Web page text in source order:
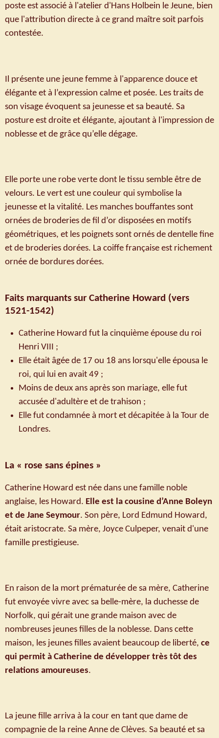
poste est associé à l'atelier d'Hans Holbein le Jeune, bien
que l'attribution directe à ce grand maître soit parfois
contestée.
Il présente une jeune femme à l'apparence douce et
élégante et à l’expression calme et posée. Les traits de
son visage évoquent sa jeunesse et sa beauté. Sa
posture est droite et élégante, ajoutant à l'impression de
noblesse et de grâce qu’elle dégage.
Elle porte une robe verte dont le tissu semble être de
velours. Le vert est une couleur qui symbolise la
jeunesse et la vitalité. Les manches bouffantes sont
ornées de broderies de fil d’or disposées en motifs
géométriques, et les poignets sont ornés de dentelle fine
et de broderies dorées. La coiffe française est richement
ornée de bordures dorées.
Faits marquants sur Catherine Howard (vers
1521-1542)
Catherine Howard fut la cinquième épouse du roi
Henri VIII ;
Elle était âgée de 17 ou 18 ans lorsqu'elle épousa le
roi, qui lui en avait 49 ;
Moins de deux ans après son mariage, elle fut
accusée d'adultère et de trahison ;
Elle fut condamnée à mort et décapitée à la Tour de
Londres.
La « rose sans épines »
Catherine Howard est née dans une famille noble
anglaise, les Howard. Elle est la cousine d’Anne Boleyn
et de Jane Seymour. Son père, Lord Edmund Howard,
était aristocrate. Sa mère, Joyce Culpeper, venait d'une
famille prestigieuse.
En raison de la mort prématurée de sa mère, Catherine
fut envoyée vivre avec sa belle-mère, la duchesse de
Norfolk, qui gérait une grande maison avec de
nombreuses jeunes filles de la noblesse. Dans cette
maison, les jeunes filles avaient beaucoup de liberté, ce
qui permit à Catherine de développer très tôt des
relations amoureuses.
La jeune fille arriva à la cour en tant que dame de
compagnie de la reine Anne de Clèves. Sa beauté et sa